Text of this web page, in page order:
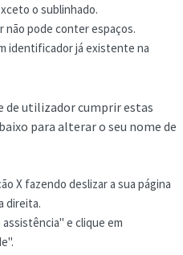
o sublinhado.
não pode conter espaços.
identificador já existente na
de utilizador cumprir estas
para alterar o seu nome de
X fazendo deslizar a sua página
direita.
e clique em